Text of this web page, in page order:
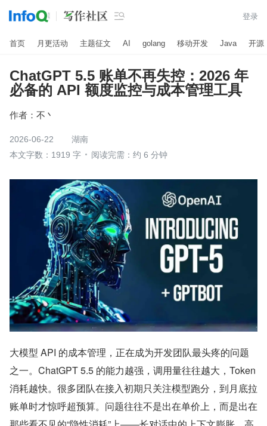
 登录
首页 月更活动 主题征文 AI golang 移动开发 Java 开源
ChatGPT 5.5 账单不再失控：2026 年
必备的 API 额度监控与成本管理工具
作者： 不丶
2026-06-22
湖南
本文字数：1919 字
阅读完需：约 6 分钟
大模型 API 的成本管理，正在成为开发团队最头疼的问题
之一。ChatGPT 5.5 的能力越强，调用量往往越大，Token
消耗越快。很多团队在接入初期只关注模型跑分，到月底拉
账单时才惊呼超预算。问题往往不是出在单价上，而是出在